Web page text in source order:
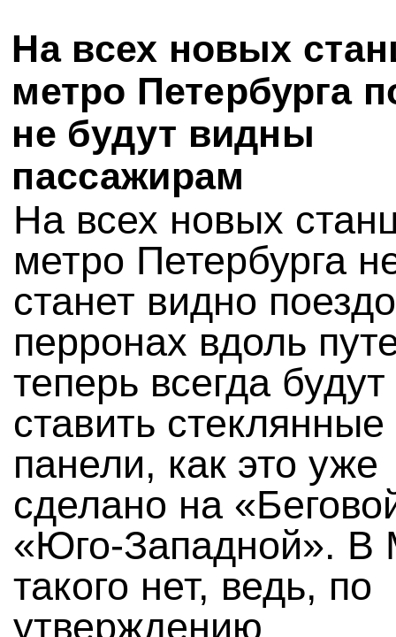
На всех новых
метро Петербурга
не будут видны
пассажирам
На всех новых
метро Петербурга
станет видно
перронах вдоль
теперь всегда будут
ставить стеклянные
панели, как это уже
сделано на
«Юго-Западной». В
такого нет, ведь, по
утверждению